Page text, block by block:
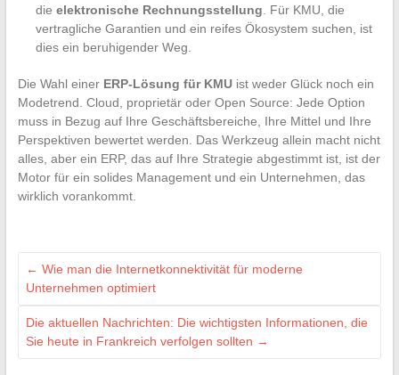
die elektronische Rechnungsstellung . Für KMU, die
vertragliche Garantien und ein reifes Ökosystem suchen, ist
dies ein beruhigender Weg.
Die Wahl einer ERP-Lösung für KMUist weder Glück noch ein
Modetrend. Cloud, proprietär oder Open Source: Jede Option
muss in Bezug auf Ihre Geschäftsbereiche, Ihre Mittel und Ihre
Perspektiven bewertet werden. Das Werkzeug allein macht nicht
alles, aber ein ERP, das auf Ihre Strategie abgestimmt ist, ist der
Motor für ein solides Management und ein Unternehmen, das
wirklich vorankommt.
← Wie man die Internetkonnektivität für moderne
Unternehmen optimiert
Die aktuellen Nachrichten: Die wichtigsten Informationen, die
Sie heute in Frankreich verfolgen sollten →